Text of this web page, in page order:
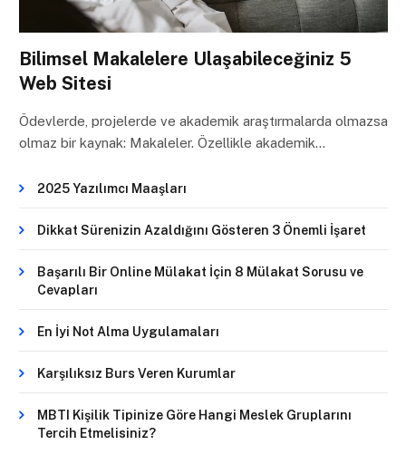
Bilimsel Makalelere Ulaşabileceğiniz 5
Web Sitesi
Ödevlerde, projelerde ve akademik araştırmalarda olmazsa
olmaz bir kaynak: Makaleler. Özellikle akademik…
2025 Yazılımcı Maaşları
Dikkat Sürenizin Azaldığını Gösteren 3 Önemli İşaret
Başarılı Bir Online Mülakat İçin 8 Mülakat Sorusu ve
Cevapları
En İyi Not Alma Uygulamaları
Karşılıksız Burs Veren Kurumlar
MBTI Kişilik Tipinize Göre Hangi Meslek Gruplarını
Tercih Etmelisiniz?